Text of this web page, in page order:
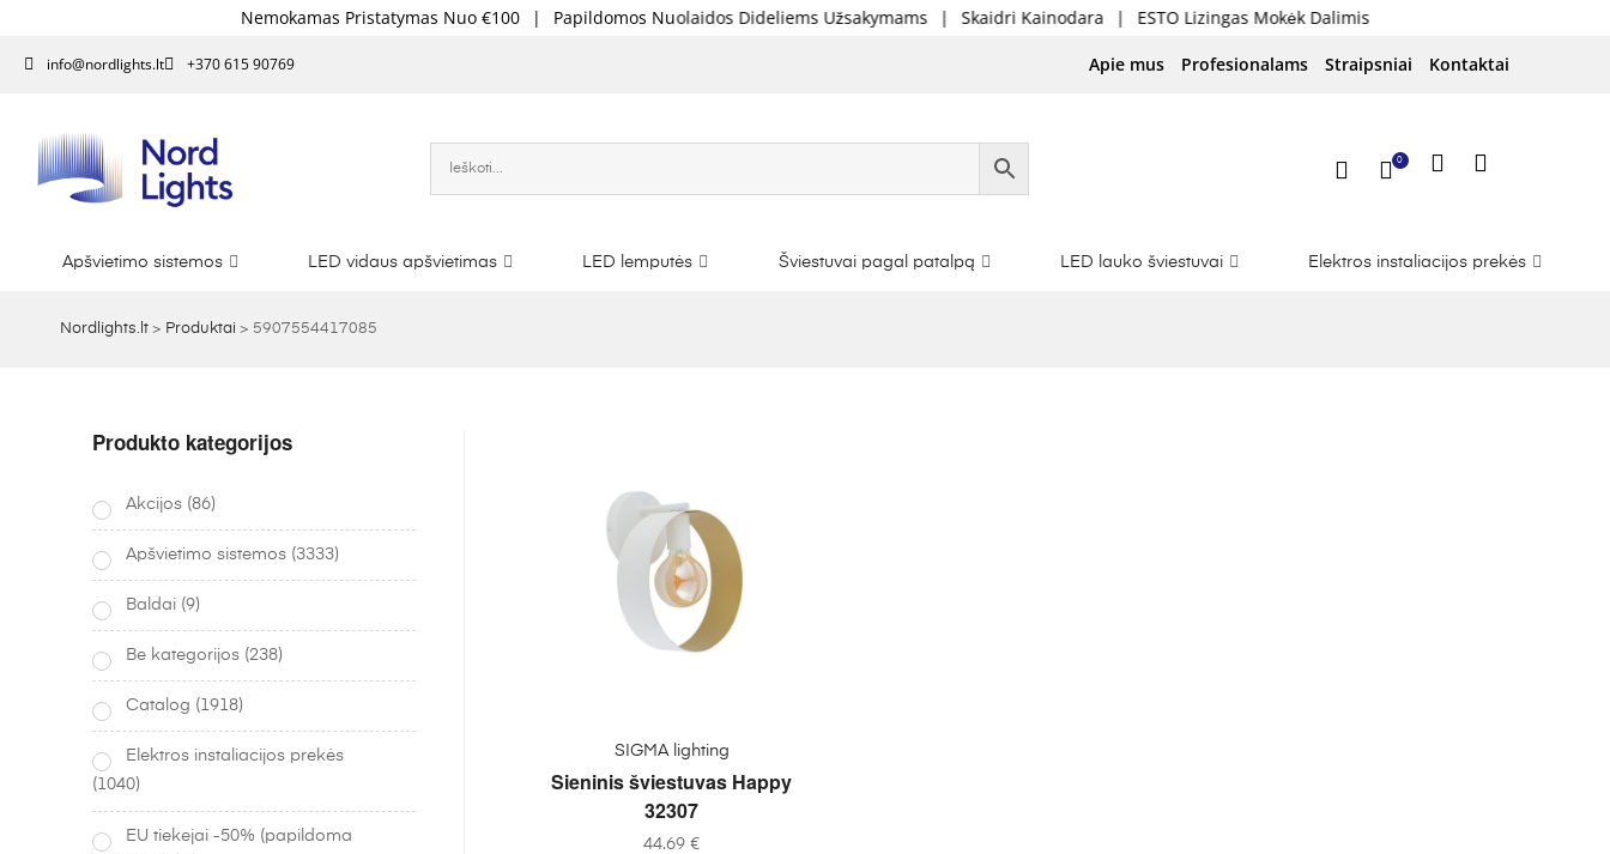
Nemokamas Pristatymas Nuo €100 | Papildomos Nuolaidos Dideliems Užsakymams | Skaidri Kainodara | ESTO Lizingas Mokėk Dalimis
info@nordlights.lt +370 615 90769 Apie mus Profesionalams Straipsniai Kontaktai
0
Apšvietimo sistemos LED vidaus apšvietimas LED lemputės Šviestuvai pagal patalpą LED lauko šviestuvai Elektros instaliacijos prekės
Nordlights.lt > Produktai > 5907554417085
Į KREPŠELĮ
SIGMA lighting
Sieninis šviestuvas Happy
32307
44.69€
Produkto kategorijos
Akcijos (86)
Apšvietimo sistemos (3333)
Baldai (9)
Be kategorijos (238)
Catalog (1918)
Elektros instaliacijos prekės
(1040)
EU tiekejai -50% (papildoma